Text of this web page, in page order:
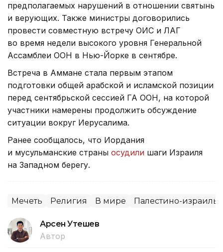
предполагаемых нарушений в отношении святынь
и верующих. Также министры договорились
провести совместную встречу ОИС и ЛАГ
во время недели высокого уровня Генеральной
Ассамблеи ООН в Нью-Йорке в сентябре.
Встреча в Аммане стала первым этапом
подготовки общей арабской и исламской позиции
перед сентябрьской сессией ГА ООН, на которой
участники намерены продолжить обсуждение
ситуации вокруг Иерусалима.
Ранее сообщалось, что Иордания
и мусульманские страны осудили шаги Израиля
на Западном берегу.
Мечеть Религия В мире Палестино-
Арсен Утешев
Автор